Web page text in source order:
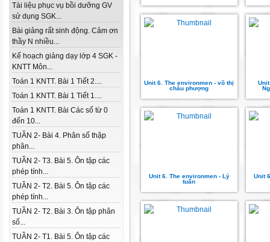
Tài liệu phục vụ bồi dưỡng GV
sử dụng SGK...
Bài giảng rất sinh động. Cảm ơn
thầy N nhiều...
Kế hoạch giảng dạy lớp 4 SGK -
KNTT Môn...
Toán 1 KNTT. Bài 1 Tiết 2....
Toán 1 KNTT. Bài 1 Tiết 1....
Toán 1 KNTT. Bài Các số từ 0
đến 10...
TUẦN 2- Bài 4. Phân số thập
phân...
TUẦN 2- T3. Bài 5. Ôn tập các
phép tính...
TUẦN 2- T2. Bài 5. Ôn tập các
phép tính...
TUẦN 2- T2. Bài 3. Ôn tập phân
số...
TUẦN 2- T1. Bài 5. Ôn tập các
Unit 6. The environmen - võ thị
châu phượng
Unit 6. The environmen - Lý
tuấn
Unit